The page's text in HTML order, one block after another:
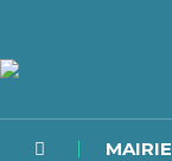
MAIRIE